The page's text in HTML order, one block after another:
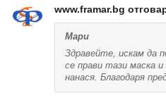
www.framar.bg
Мари
Здравейте, искам да
се прави тази маска
нанася. Благодаря